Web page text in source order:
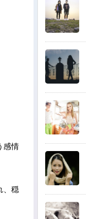
感情
、穏